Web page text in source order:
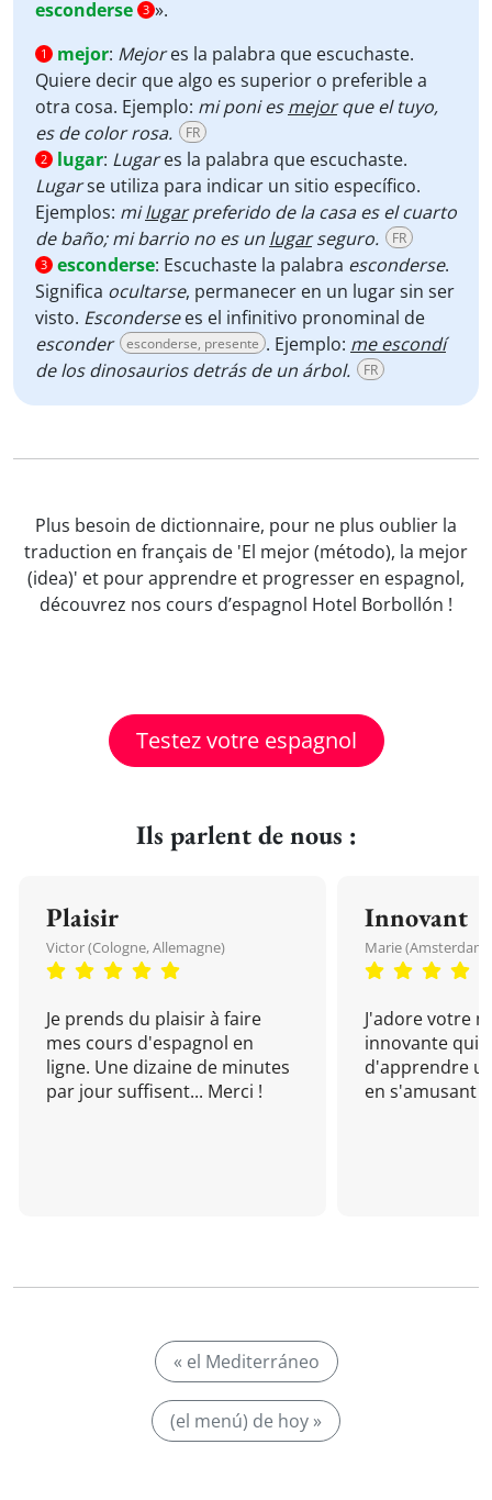
esconderse 3 ».
1 mejor: Mejores la palabra que escuchaste.
Quiere decir que algo es superior o preferible a
otra cosa. Ejemplo: mi poni esmejorque el tuyo,
es de color rosa.
FR
2 lugar: Lugares la palabra que escuchaste.
Lugarse utiliza para indicar un sitio específico.
Ejemplos: milugarpreferido de la casa es el cuarto
de baño; mi barrio no es un lugarseguro. FR
3 esconderse: Escuchaste la palabra esconderse.
Significa ocultarse, permanecer en un lugar sin ser
visto. Escondersees el infinitivo pronominal de
esconder
esconderse, presente . Ejemplo: me escondí
de los dinosaurios detrás de un árbol.
FR
Plus besoin de dictionnaire, pour ne plus oublier la
traduction en français de 'El mejor (método), la mejor
(idea)' et pour apprendre et progresser en espagnol,
découvrez nos cours d’espagnol Hotel Borbollón !
Testez votre espagnol
Ils parlent de nous :
Plaisir
Victor (Cologne, Allemagne)
Je prends du plaisir à faire
mes cours d'espagnol en
ligne. Une dizaine de minutes
par jour suffisent... Merci !
Innovant
Marie (Amsterdam,
J'adore votre
innovante qui
d'apprendre
en s'amusant !
« el Mediterráneo
(el menú) de hoy »